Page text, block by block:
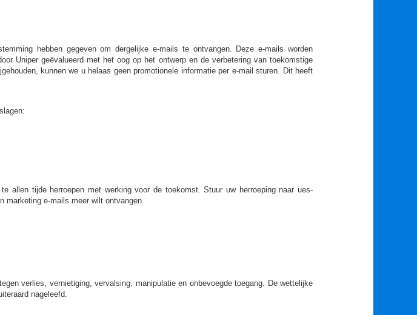
hebben gegeven om dergelijke e-mails te ontvangen. Deze e-mails worden
Uniper geëvalueerd met het oog op het ontwerp en de verbetering van toekomstige
kunnen we u helaas geen promotionele informatie per e-mail sturen. Dit heeft
allen tijde herroepen met werking voor de toekomst. Stuur uw herroeping naar ues-
marketing e-mails meer wilt ontvangen.
verlies, vernietiging, vervalsing, manipulatie en onbevoegde toegang. De wettelijke
nageleefd.